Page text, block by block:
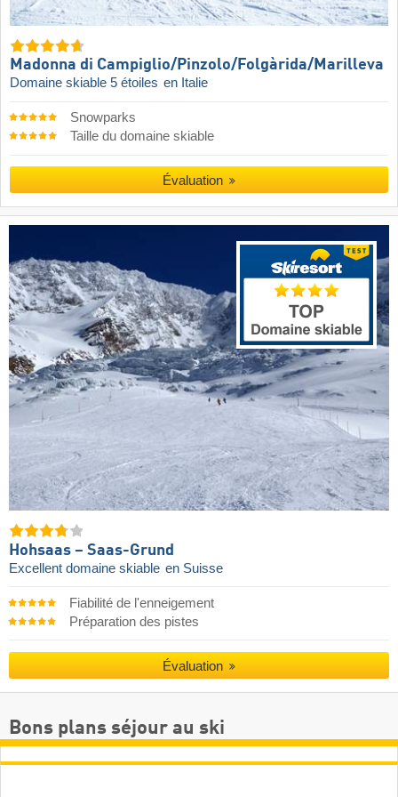
Madonna di Campiglio/​Pinzolo/​Folgàrida/​Marilleva
Domaine skiable 5 étoiles en Italie
Snowparks
Taille du domaine skiable
Évaluation
Hohsaas – Saas-Grund
Excellent domaine skiable en Suisse
Fiabilité de l'enneigement
Préparation des pistes
Évaluation
Bons plans séjour au ski